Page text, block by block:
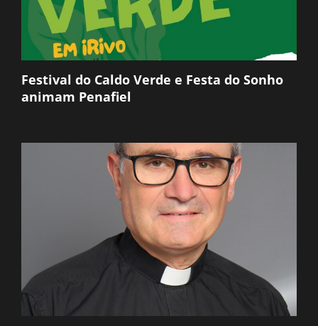
Festival do Caldo Verde e Festa do Sonho
animam Penafiel